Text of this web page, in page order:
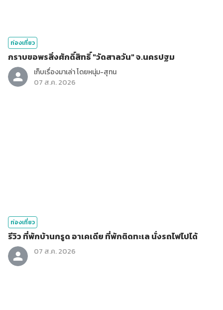
ท่องเที่ยว
กราบขอพรสิ่งศักดิ์สิทธิ์ "วัดสาลวัน" จ.นครปฐม
เก็บเรื่องมาเล่า โดยหนุ่ม-สุทน
07 ส.ค. 2026
ท่องเที่ยว
รีวิว ที่พักบ้านกรูด อาเคเดีย ที่พักติดทะเล นั่งรถไฟไปได้
07 ส.ค. 2026